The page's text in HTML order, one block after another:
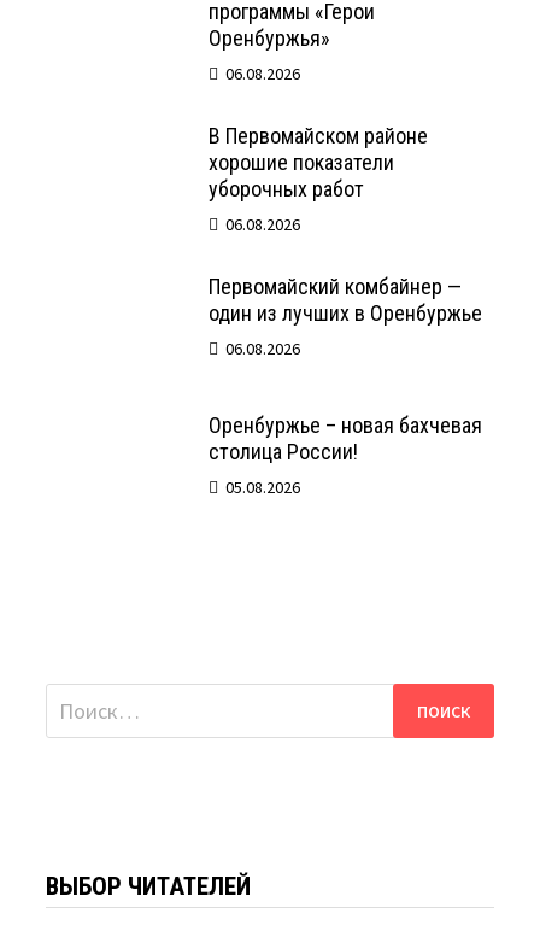
программы «Герои
Оренбуржья»
06.08.2026
В Первомайском районе
хорошие показатели
уборочных работ
06.08.2026
Первомайский комбайнер —
один из лучших в Оренбуржье
06.08.2026
Оренбуржье – новая бахчевая
столица России!
05.08.2026
Найти:
ВЫБОР ЧИТАТЕЛЕЙ